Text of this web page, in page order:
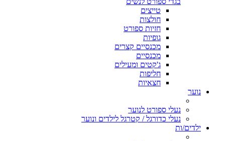
טייצים
חולצות
חזיות ספורט
גופיות
מכנסיים קצרים
מכנסיים
ג'קטים ומעילים
חליפות
חצאיות
נוער
נעלי ספורט לנוער
נעלי כדורגל / קטרגל לילדים ונוער
ילדים/ות